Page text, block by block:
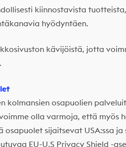
kiinnostavista
hyödyntäen.
kävijöistä, jotta
kolmansien osapuolien
olla varmoja, että myös
sijaitsevat USA:ssa ja
EU-U.S Privacy Shield -